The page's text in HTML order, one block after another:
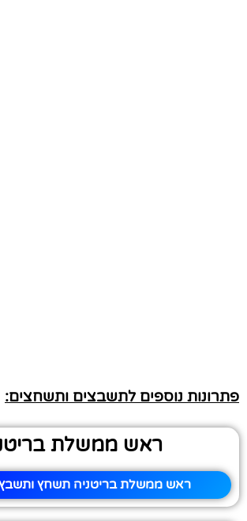
פתרונות נוספים לתשבצים ותשחצים:
ראש ממשלת
ראש ממשלת בריטניה תשחץ ותשבץ